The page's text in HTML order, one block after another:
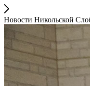
Новости Никольской